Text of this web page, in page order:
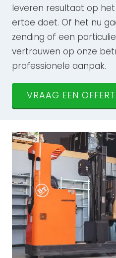
leveren resultaat op
ertoe doet. Of het nu
zending of een
vertrouwen op onze
professionele aanpak.
VRAAG EEN